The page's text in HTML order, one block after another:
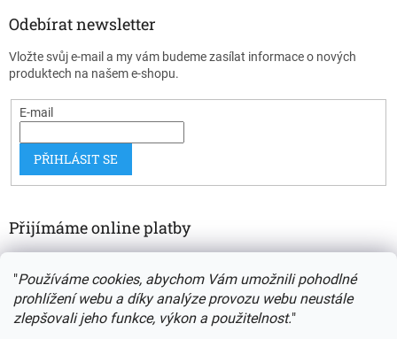
"Používáme cookies, abychom Vám umožnili pohodlné
prohlížení webu a díky analýze provozu webu neustále
zlepšovali jeho funkce, výkon a použitelnost."
Odebírat newsletter
Vložte svůj e-mail a my vám budeme zasílat informace o nových
produktech na našem e-shopu.
E-mail
PŘIHLÁSIT SE
Přijímáme online platby